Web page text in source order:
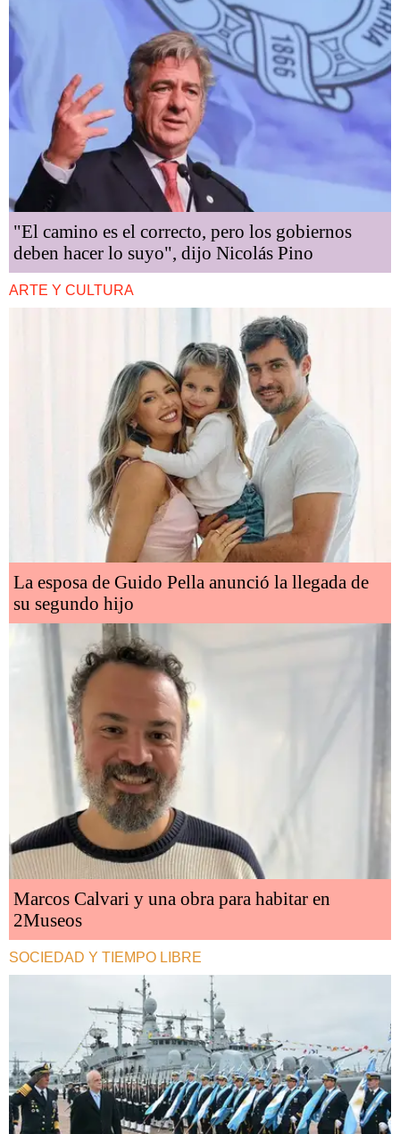
"El camino es el correcto, pero los gobiernos
deben hacer lo suyo", dijo Nicolás Pino
ARTE Y CULTURA
La esposa de Guido Pella anunció la llegada de
su segundo hijo
Marcos Calvari y una obra para habitar en
2Museos
SOCIEDAD Y TIEMPO LIBRE